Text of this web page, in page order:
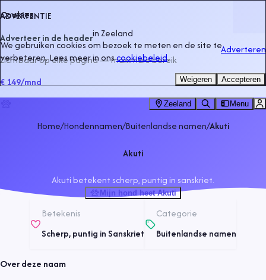
ADVERTENTIE
Adverteer in de headerinZeeland
Zichtbaar op elke pagina — maximale bereik
€ 149/mnd
Adverteren
Zeeland Menu
Home/Hondennamen/Buitenlandse namen/Akuti
Akuti
Akuti betekent scherp, puntig in sanskriet.
Mijn hond heet Akuti
Betekenis
Scherp, puntig in Sanskriet
Categorie
Buitenlandse namen
Over deze naam
Cookies
We gebruiken cookies om bezoek te meten en de site te
verbeteren. Lees meer in onscookiebeleid.
Weigeren Accepteren